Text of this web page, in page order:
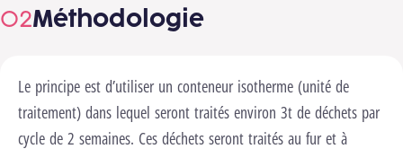
Méthodologie
Le principe est d’utiliser un conteneur isotherme (unité de
traitement) dans lequel seront traités environ 3t de déchets par
cycle de 2 semaines. Ces déchets seront traités au fur et à